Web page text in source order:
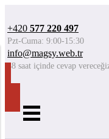
+420 577 220 497
Pzt-Cuma: 9:00-15:30
info@magsy.web.tr
48 saat içinde cevap